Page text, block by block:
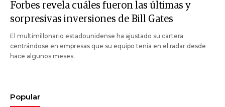
Forbes revela cuáles fueron las últimas y
sorpresivas inversiones de Bill Gates
El multimillonario estadounidense ha ajustado su cartera
centrándose en empresas que su equipo tenía en el radar desde
hace algunos meses.
Popular